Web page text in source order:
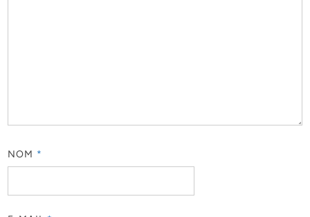
NOM *